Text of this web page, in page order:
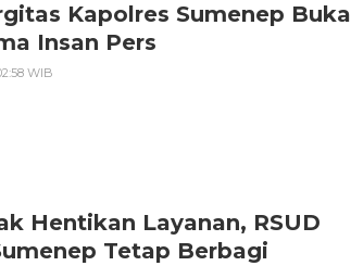
Kapolres Sumenep Buka
Insan Pers
WIB
Hentikan Layanan, RSUD
Tetap Berbagi